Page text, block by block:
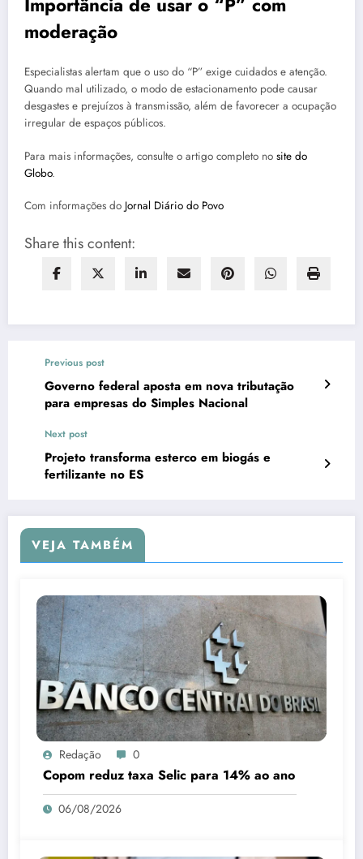
moderação
Especialistas alertam que o uso do “P” exige cuidados e atenção.
Quando mal utilizado, o modo de estacionamento pode causar
desgastes e prejuízos à transmissão, além de favorecer a ocupação
irregular de espaços públicos.
Para mais informações, consulte o artigo completo no site do
Globo.
Com informações do Jornal Diário do Povo
Share this content:
Previous post
Governo federal aposta em nova tributação
para empresas do Simples Nacional
Next post
Projeto transforma esterco em biogás e
fertilizante no ES
VEJA TAMBÉM
Redação 0
Copom reduz taxa Selic para 14% ao ano
06/08/2026